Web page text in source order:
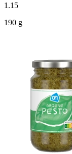
1 .15
190 g